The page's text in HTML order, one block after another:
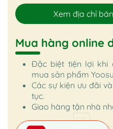
Xem địa chỉ
Mua hàng online
Đặc biệt tiện lợi khi
mua sản phẩm
Các sự kiện ưu đãi
tục.
Giao hàng tận nhà